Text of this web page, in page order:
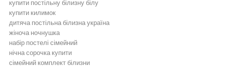
купити постільну білизну білу
купити килимок
дитяча постільна білизна україна
жіноча ночнушка
набір постелі сімейний
нічна сорочка купити
сімейний комплект білизни